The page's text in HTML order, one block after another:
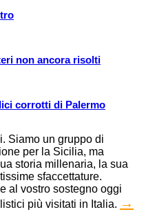
non ancora risolti
corrotti di Palermo
Siamo un gruppo di
per la Sicilia, ma
storia millenaria, la sua
sfaccettature.
al vostro sostegno oggi
più visitati in Italia. →